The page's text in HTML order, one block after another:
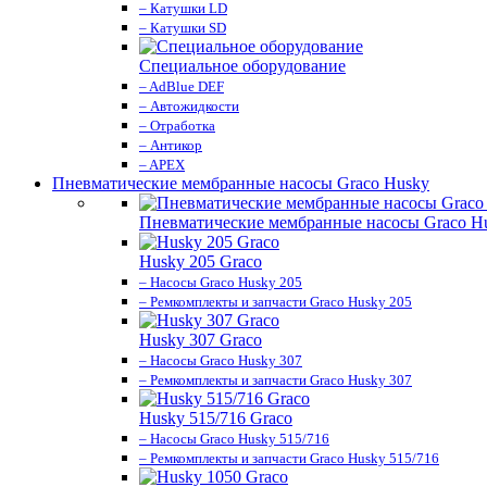
– Катушки LD
– Катушки SD
Специальное оборудование
– AdBlue DEF
– Автожидкости
– Отработка
– Антикор
– APEX
Пневматические мембранные насосы Graco Husky
Пневматические мембранные насосы Graco
Husky 205 Graco
– Насосы Graco Husky 205
– Ремкомплекты и запчасти Graco Husky 205
Husky 307 Graco
– Насосы Graco Husky 307
– Ремкомплекты и запчасти Graco Husky 307
Husky 515/716 Graco
– Насосы Graco Husky 515/716
– Ремкомплекты и запчасти Graco Husky 515/716